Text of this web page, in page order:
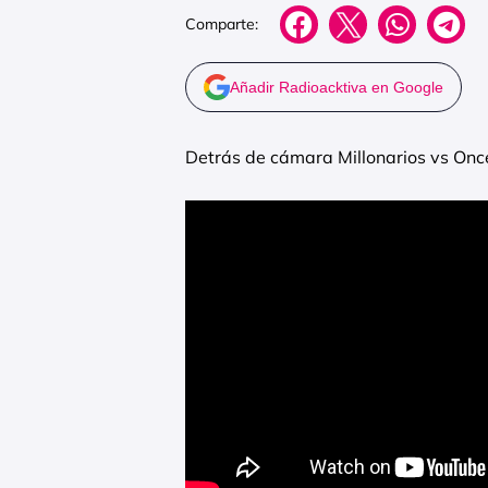
Comparte:
Añadir Radioacktiva en Google
Detrás de cámara Millonarios vs